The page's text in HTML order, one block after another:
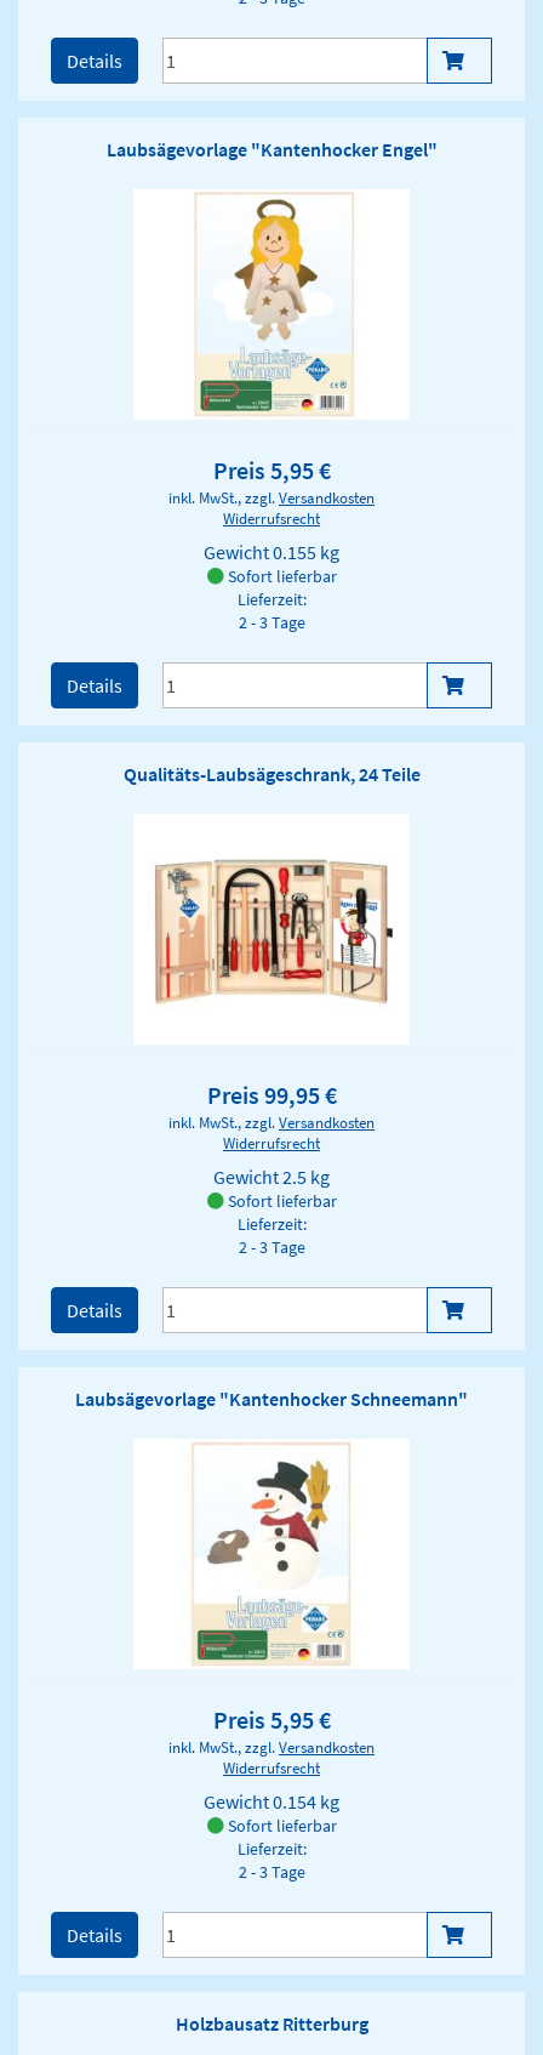
Details
Laubsägevorlage "Kantenhocker Engel"
Preis 5,95 €
inkl. MwSt., zzgl.Versandkosten
Widerrufsrecht
Gewicht0.155 kg
Sofort lieferbar
Lieferzeit:
2 - 3 Tage
Details
Qualitäts-Laubsägeschrank, 24 Teile
Preis 99,95 €
inkl. MwSt., zzgl.Versandkosten
Widerrufsrecht
Gewicht2.5 kg
Sofort lieferbar
Lieferzeit:
2 - 3 Tage
Details
Laubsägevorlage "Kantenhocker Schneemann"
Preis 5,95 €
inkl. MwSt., zzgl.Versandkosten
Widerrufsrecht
Gewicht0.154 kg
Sofort lieferbar
Lieferzeit:
2 - 3 Tage
Details
Holzbausatz Ritterburg